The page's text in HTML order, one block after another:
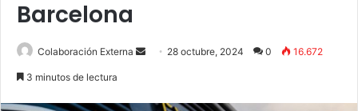
Barcelona
Colaboración Externa
Send 28 octubre, 2024 0 16.672
3 minutos de lectura